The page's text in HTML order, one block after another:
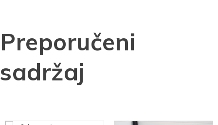
Preporučeni
sadržaj